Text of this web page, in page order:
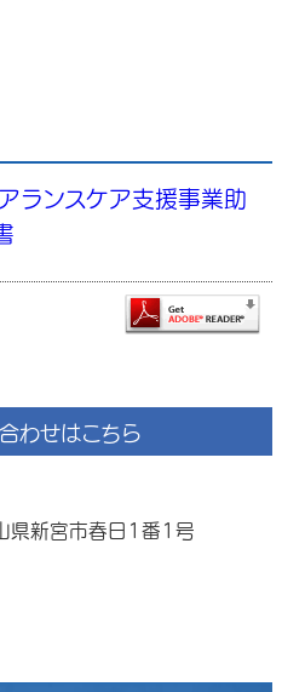
ランスケア支援事業助
わせはこちら
新宮市春日1番1号